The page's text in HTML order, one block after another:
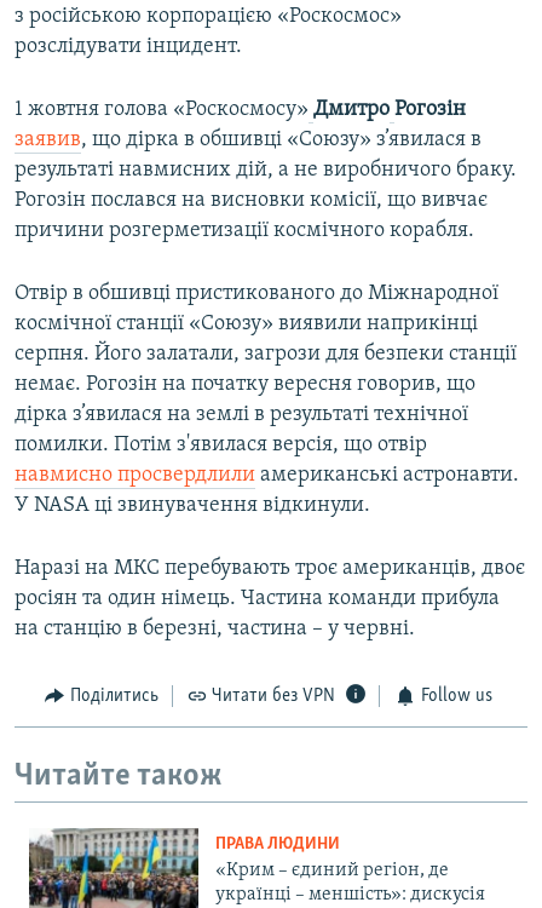
з російською корпорацією «Роскосмос»
розслідувати інцидент.
1 жовтня голова «Роскосмосу» Дмитро Рогозін
заявив, що дірка в обшивці «Союзу» з’явилася в
результаті навмисних дій, а не виробничого браку.
Рогозін послався на висновки комісії, що вивчає
причини розгерметизації космічного корабля.
Отвір в обшивці пристикованого до Міжнародної
космічної станції «Союзу» виявили наприкінці
серпня. Його залатали, загрози для безпеки станції
немає. Рогозін на початку вересня говорив, що
дірка з’явилася на землі в результаті технічної
помилки. Потім з'явилася версія, що отвір
навмисно просвердлили американські астронавти.
У NASA ці звинувачення відкинули.
Наразі на МКС перебувають троє американців, двоє
росіян та один німець. Частина команди прибула
на станцію в березні, частина – у червні.
Поділитись Читати без VPN Follow us
Читайте також
ПРАВА ЛЮДИНИ
«Крим – єдиний регіон, де
українці – меншість»: дискусія